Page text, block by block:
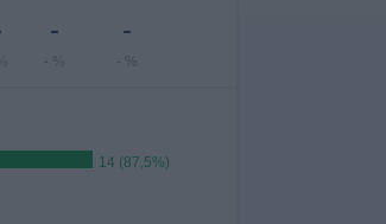
-
- %
-
- %
14 (87,5%)